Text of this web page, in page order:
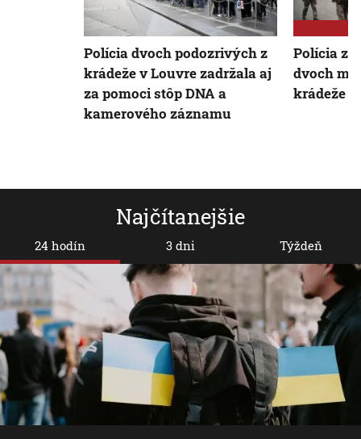
Najčítanejšie
24 hodín 3 dni Týždeň
Polícia dvoch podozrivých z
krádeže v Louvre zadržala aj
za pomoci stôp DNA a
kamerového záznamu
Polícia
dvoch
krádeže